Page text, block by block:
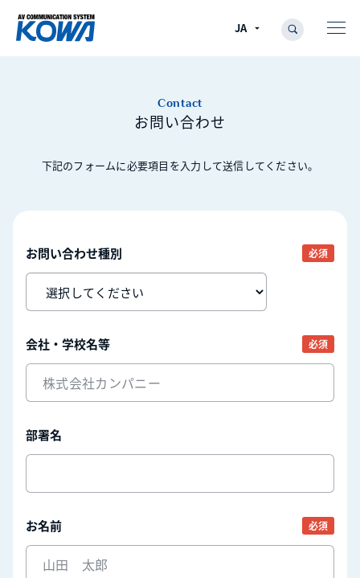
Contact
お問い合わせ
下記のフォームに必要項目を入力して送信してください。
お問い合わせ種別 必須
会社・学校名等 必須
部署名
お名前 必須